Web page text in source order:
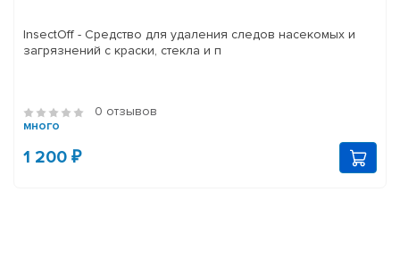
InsectOff - Средство для удаления следов насекомых и
загрязнений с краски, стекла и п
0 отзывов
много
1 200 ₽